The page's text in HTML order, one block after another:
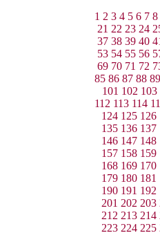
1 2 3 4 5 6 7 8
21 22 23 24
37 38 39 40
53 54 55 56
69 70 71 72
85 86 87 88 89
101 102 103
112 113 114
124 125 126
135 136 137
146 147 148
157 158 159
168 169 170
179 180 181
190 191 192
201 202 203
212 213 214
223 224 225